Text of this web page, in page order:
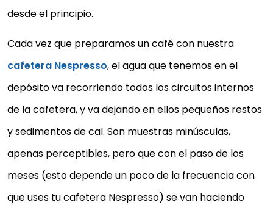
desde el principio.
Cada vez que preparamos un café con nuestra
cafetera Nespresso, el agua que tenemos en el
depósito va recorriendo todos los circuitos internos
de la cafetera, y va dejando en ellos pequeños restos
y sedimentos de cal. Son muestras minúsculas,
apenas perceptibles, pero que con el paso de los
meses (esto depende un poco de la frecuencia con
que uses tu cafetera Nespresso) se van haciendo